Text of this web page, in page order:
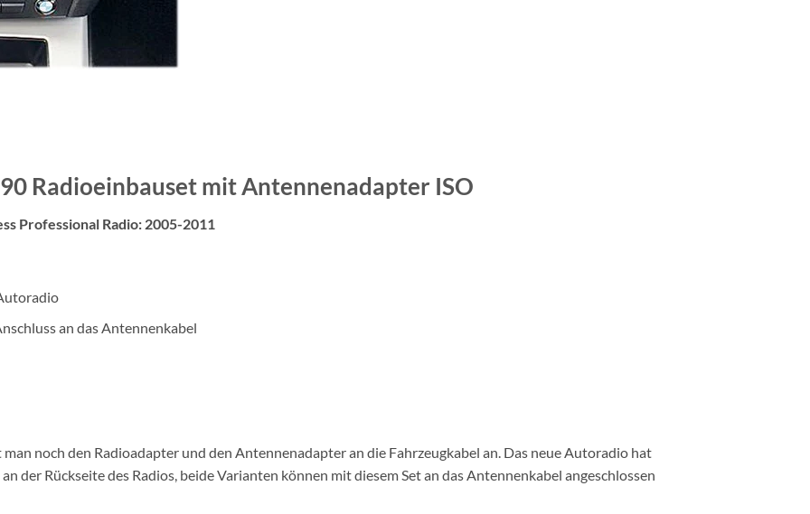
Radioeinbauset mit Antennenadapter ISO
Professional Radio: 2005-2011
an das Antennenkabel
noch den Radioadapter und den Antennenadapter an die Fahrzeugkabel an. Das neue Autoradio hat
der Rückseite des Radios, beide Varianten können mit diesem Set an das Antennenkabel angeschlossen